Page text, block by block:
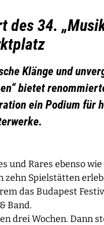
des 34.
Klänge und
bietet
ein Podium für
und Rares ebenso
Spielstätten
das Budapest
Band.
drei Wochen. Dann